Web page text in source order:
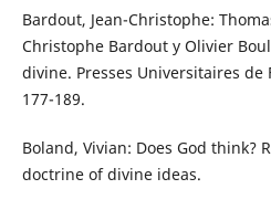
Bardout, Jean-Christophe:
Christophe Bardout y Olivier
divine. Presses Universitaires de
177-189.
Boland, Vivian: Does God think?
doctrine of divine ideas.